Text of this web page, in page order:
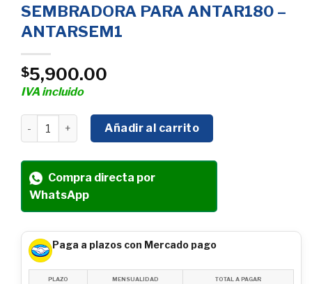
SEMBRADORA PARA ANTAR180 –
ANTARSEM1
$5,900.00
IVA incluido
SEMBRADORA PARA ANTAR180 - ANTARSEM1 cantidad
Añadir al carrito
Compra directa por
WhatsApp
Paga a plazos con Mercado pago
PLAZO MENSUALIDAD TOTAL A PAGAR